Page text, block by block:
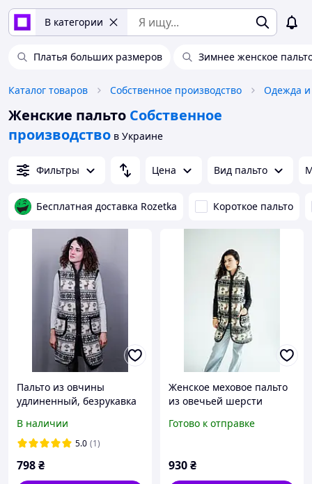
В категории
Платья больших размеров Зимнее женское
Каталог товаров Собственное производство Одежда и
Женские пальто Собственное
производство в Украине
Фильтры Цена Вид пальто
Бесплатная доставка Rozetka Короткое пальто
Пальто из овчины
удлиненный, безрукавка
жилетка-пальто из
овчины женская
В наличии
5.0 (1)
798₴
Женское меховое пальто
из овечьей шерсти
Готово к отправке
930₴